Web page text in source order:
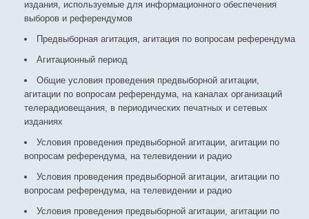
издания, используемые для информационного обеспечения
выборов и референдумов
Предвыборная агитация, агитация по вопросам референдума
Агитационный период
Общие условия проведения предвыборной агитации,
агитации по вопросам референдума, на каналах организаций
телерадиовещания, в периодических печатных и сетевых
изданиях
Условия проведения предвыборной агитации, агитации по
вопросам референдума, на телевидении и радио
Условия проведения предвыборной агитации, агитации по
вопросам референдума, на телевидении и радио
Условия проведения предвыборной агитации, агитации по